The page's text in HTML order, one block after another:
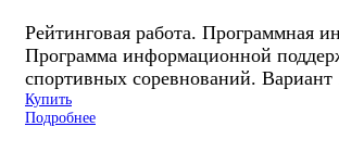
Рейтинговая работа. Программная
Программа информационной
спортивных соревнований. Вариант
Купить
Подробнее